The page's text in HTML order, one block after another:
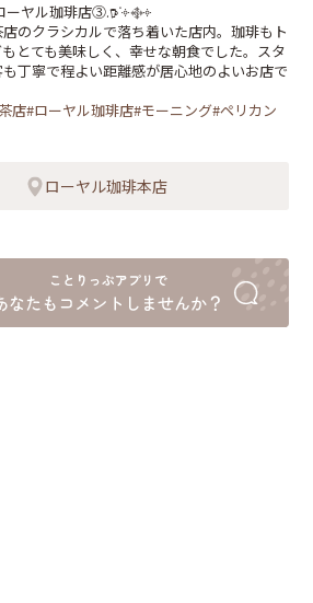
ーヤル珈琲店③.𖠚ᐝ༓࿇༓
のクラシカルで落ち着いた店内。珈琲もト
とても美味しく、幸せな朝食でした。スタ
丁寧で程よい距離感が居心地のよいお店で
店#ローヤル珈琲店#モーニング#ペリカン
ローヤル珈琲本店